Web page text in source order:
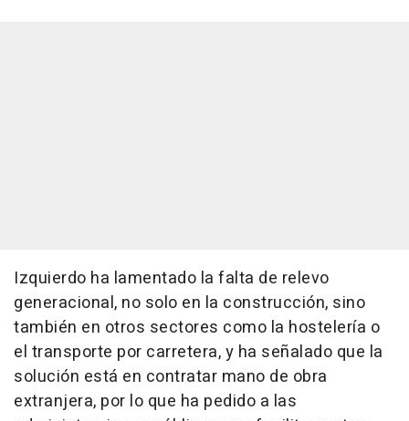
Izquierdo ha lamentado la falta de relevo
generacional, no solo en la construcción, sino
también en otros sectores como la hostelería o
el transporte por carretera, y ha señalado que la
solución está en contratar mano de obra
extranjera, por lo que ha pedido a las